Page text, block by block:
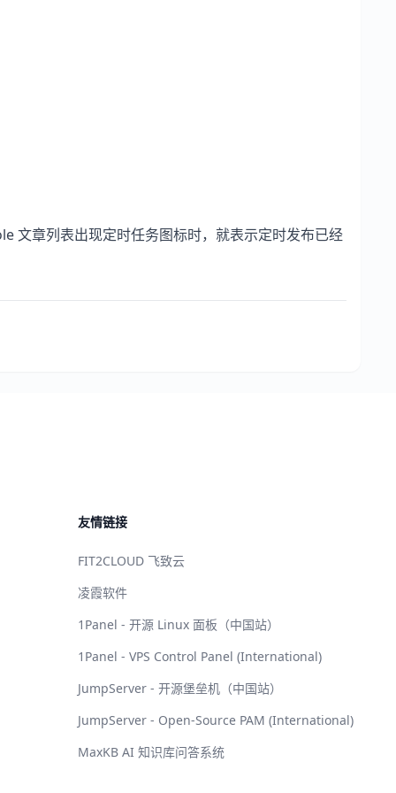
文章列表出现定时任务图标时，就表示定时发布已经
友情链接
FIT2CLOUD 飞致云
凌霞软件
1Panel - 开源 Linux 面板（中国站）
1Panel - VPS Control Panel (International)
JumpServer - 开源堡垒机（中国站）
JumpServer - Open-Source PAM (International)
MaxKB AI 知识库问答系统